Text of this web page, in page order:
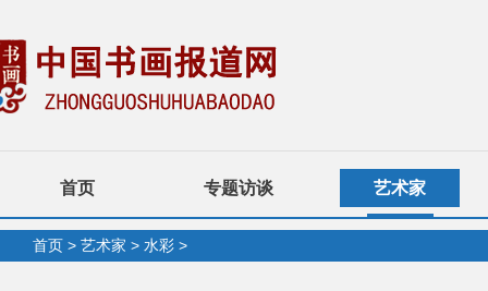
首页 专题访谈 艺术家
首页 > 艺术家 > 水彩 >